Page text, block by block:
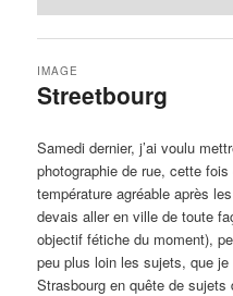
Streetbourg
IMAGE
Samedi dernier, j’ai voulu
photographie de rue, cette
température agréable après
devais aller en ville de toute
objectif fétiche du moment),
peu plus loin les sujets, que
Strasbourg en quête de sujets